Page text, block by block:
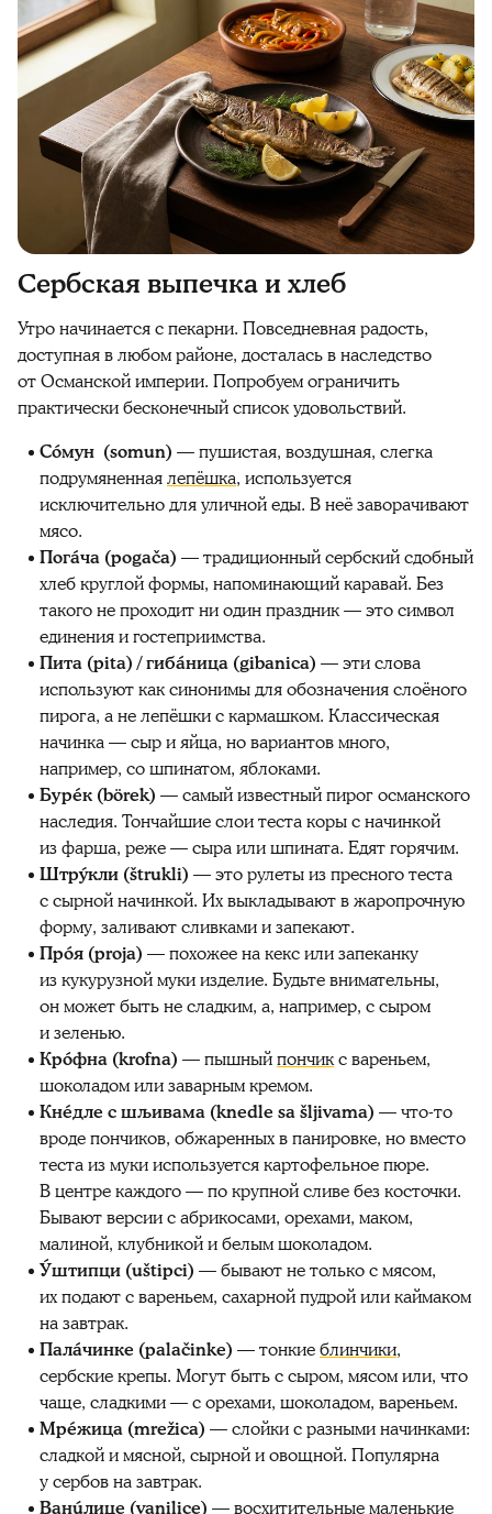
Сербская выпечка и хлеб
Утро начинается с пекарни. Повседневная радость,
доступная в любом районе, досталась в наследство
от Османской империи. Попробуем ограничить
практически бесконечный список удовольствий.
Сóмун (somun) — пушистая, воздушная, слегка
подрумяненнаялепёшка, используется
исключительно для уличной еды. В неё заворачивают
мясо.
Погáча (pogača) — традиционный сербский сдобный
хлеб круглой формы, напоминающий каравай. Без
такого не проходит ни один праздник — это символ
единения и гостеприимства.
Пита (pita) / гибáница (gibanica) — эти слова
используют как синонимы для обозначения слоёного
пирога, а не лепёшки с кармашком. Классическая
начинка — сыр и яйца, но вариантов много,
например, со шпинатом, яблоками.
Бурéк (börek) — самый известный пирог османского
наследия. Тончайшие слои теста коры с начинкой
из фарша, реже — сыра или шпината. Едят горячим.
Штрýкли (štrukli) — это рулеты из пресного теста
с сырной начинкой. Их выкладывают в жаропрочную
форму, заливают сливками и запекают.
Прóя (proja) — похожее на кекс или запеканку
из кукурузной муки изделие. Будьте внимательны,
он может быть не сладким, а, например, с сыром
и зеленью.
Крóфна (krofna) — пышныйпончикс вареньем,
шоколадом или заварным кремом.
Кнéдле с шљивама (knedle sa šljivama) — что-то
вроде пончиков, обжаренных в панировке, но вместо
теста из муки используется картофельное пюре.
В центре каждого — по крупной сливе без косточки.
Бывают версии с абрикосами, орехами, маком,
малиной, клубникой и белым шоколадом.
У́штипци (uštipci) — бывают не только с мясом,
их подают с вареньем, сахарной пудрой или каймаком
на завтрак.
Палáчинке (palačinke) — тонкиеблинчики,
сербские крепы. Могут быть с сыром, мясом или, что
чаще, сладкими — с орехами, шоколадом, вареньем.
Мрéжица (mrežica) — слойки с разными начинками:
сладкой и мясной, сырной и овощной. Популярна
у сербов на завтрак.
Ванúлице (vanilice) — восхитительные маленькие